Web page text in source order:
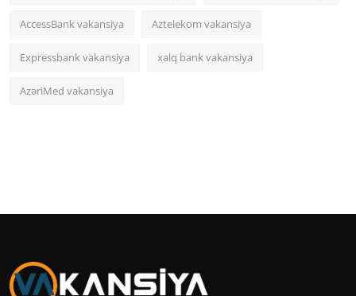
AccessBank vakansiya Aztelekom vakansiya
Expressbank vakansiya xalq bank vakansiya
AzəriMed vakansiya